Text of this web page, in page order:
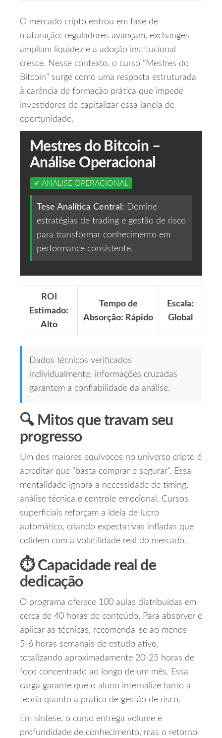
O mercado cripto entrou em fase de
maturação: reguladores avançam, exchanges
ampliam liquidez e a adoção institucional
cresce. Nesse contexto, o curso “Mestres do
Bitcoin” surge como uma resposta estruturada
à carência de formação prática que impede
investidores de capitalizar essa janela de
oportunidade.
Mestres do Bitcoin –
Análise Operacional
✓ ANÁLISE OPERACIONAL
Tese Analítica Central: Domine
estratégias de trading e gestão de risco
para transformar conhecimento em
performance consistente.
ROI
Estimado:
Alto
Tempo de
Absorção: Rápido
Escala:
Global
Dados técnicos verificados
individualmente; informações cruzadas
garantem a confiabilidade da análise.
🔍 Mitos que travam seu
progresso
Um dos maiores equívocos no universo cripto é
acreditar que “basta comprar e segurar”. Essa
mentalidade ignora a necessidade de timing,
análise técnica e controle emocional. Cursos
superficiais reforçam a ideia de lucro
automático, criando expectativas infladas que
colidem com a volatilidade real do mercado.
⏱️ Capacidade real de
dedicação
O programa oferece 100 aulas distribuídas em
cerca de 40 horas de conteúdo. Para absorver e
aplicar as técnicas, recomenda‑se ao menos
5‑6 horas semanais de estudo ativo,
totalizando aproximadamente 20‑25 horas de
foco concentrado ao longo de um mês. Essa
carga garante que o aluno internalize tanto a
teoria quanto a prática de gestão de risco.
Em síntese, o curso entrega volume e
profundidade de conhecimento, mas o retorno